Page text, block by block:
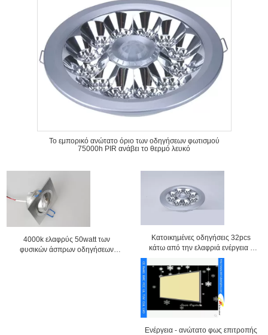
Το εμπορικό ανώτατο όριο των οδηγήσεων φωτισμού
75000h PIR ανάβει το θερμό λευκό
4000k ελαφρύς 50watt των
φυσικών άσπρων οδηγήσεων
Κατοικημένες οδηγήσεις 32pcs
κάτω από την ελαφριά ενέργεια -
άσπρο/θερμό λευκό αποταμίευσης
Ενέργεια - ανώτατο φως επιτροπής